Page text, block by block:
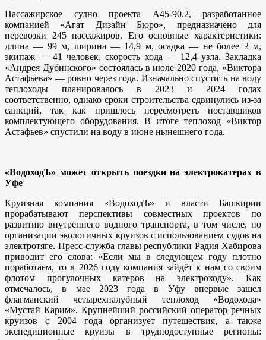
Пассажирское судно проекта А45-90.2, разработанное
компанией «Агат Дизайн Бюро», предназначено для
перевозки 245 пассажиров. Его основные характеристики:
длина — 99 м, ширина — 14,9 м, осадка — не более 2 м,
экипаж — 41 человек, скорость хода — 12,4 узла. Закладка
«Андрея Дубинского» состоялась в июле 2020 года, «Виктора
Астафьева» — ровно через года. Изначально спустить на воду
теплоходы планировалось в 2023 и 2024 годах
соответственно, однако сроки строительства сдвинулись из-за
санкций, так как пришлось пересмотреть поставщиков
комплектующего оборудования. В итоге теплоход «Виктор
Астафьев» спустили на воду в июне нынешнего года.
«ВодоходЪ» может открыть поездки на электрокатерах в
Уфе
Круизная компания «ВодоходЪ» и власти Башкирии
прорабатывают перспективы совместных проектов по
развитию внутреннего водного транспорта, в том числе, по
организации экологичных круизов с использованием судов на
электротяге. Пресс-служба главы республики Радия Хабирова
приводит его слова: «Если мы в следующем году плотно
поработаем, то в 2026 году компания зайдёт к нам со своим
флотом прогулочных катеров на электроходу». Как
отмечалось, в мае 2023 года в Уфу впервые зашел
флагманский четырехпалубный теплоход «Водохода»
«Мустай Карим». Крупнейший российский оператор речных
круизов с 2004 года организует путешествия, а также
экспедиционные круизы в труднодоступные регионы: